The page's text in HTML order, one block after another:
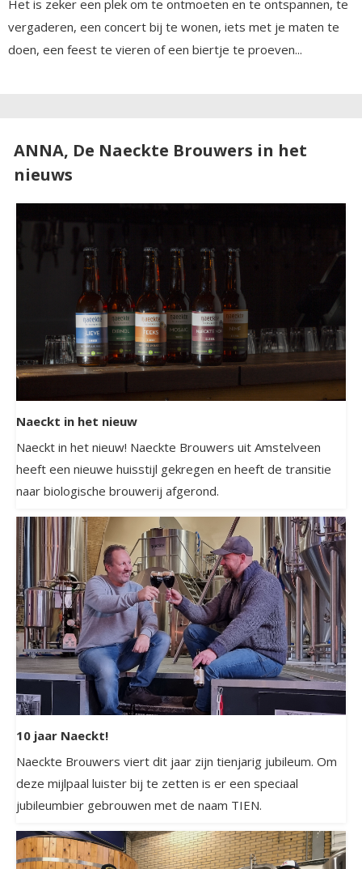
Het is zeker een plek om te ontmoeten en te ontspannen, te
vergaderen, een concert bij te wonen, iets met je maten te
doen, een feest te vieren of een biertje te proeven...
ANNA, De Naeckte Brouwers in het
nieuws
Naeckt in het nieuw
Naeckt in het nieuw! Naeckte Brouwers uit Amstelveen
heeft een nieuwe huisstijl gekregen en heeft de transitie
naar biologische brouwerij afgerond.
10 jaar Naeckt!
Naeckte Brouwers viert dit jaar zijn tienjarig jubileum. Om
deze mijlpaal luister bij te zetten is er een speciaal
jubileumbier gebrouwen met de naam TIEN.